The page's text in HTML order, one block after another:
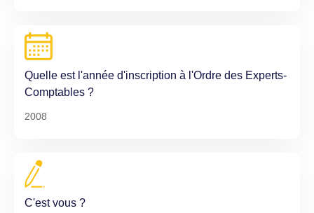
Quelle est l'année d'inscription à l'Ordre des Experts-
Comptables ?
2008
C'est vous ?